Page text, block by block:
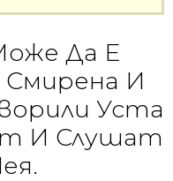
Да Е
И
Уста
И Слушат